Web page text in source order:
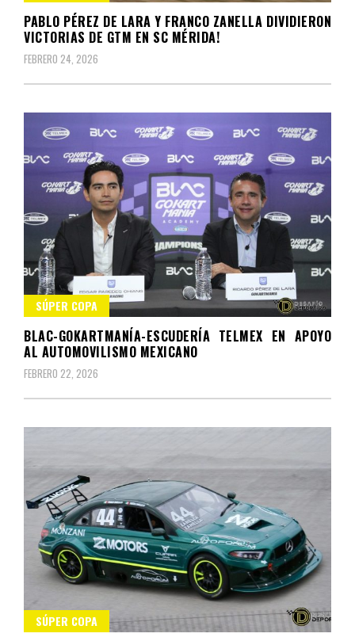
PABLO PÉREZ DE LARA Y FRANCO ZANELLA DIVIDIERON
VICTORIAS DE GTM EN SC MÉRIDA!
FEBRERO 24, 2026
SÚPER COPA
BLAC-GOKARTMANÍA-ESCUDERÍA TELMEX EN APOYO
AL AUTOMOVILISMO MEXICANO
FEBRERO 22, 2026
SÚPER COPA